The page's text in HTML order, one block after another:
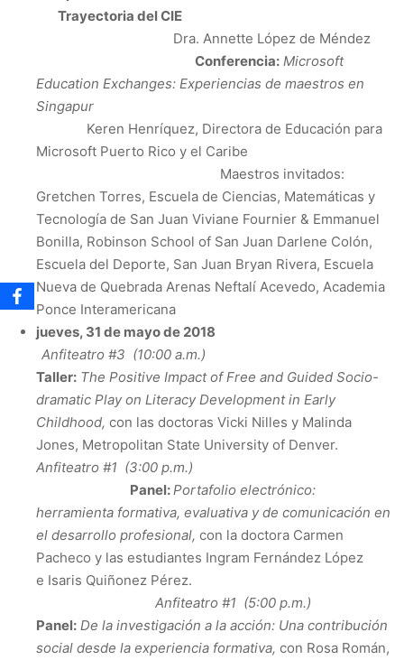
Trayectoria del CIE
Dra. Annette López de Méndez
Conferencia: Microsoft
Education Exchanges: Experiencias de maestros en
Singapur
Keren Henríquez, Directora de Educación para
Microsoft Puerto Rico y el Caribe
Maestros invitados:
Gretchen Torres, Escuela de Ciencias, Matemáticas y
Tecnología de San Juan Viviane Fournier & Emmanuel
Bonilla, Robinson School of San Juan Darlene Colón,
Escuela del Deporte, San Juan Bryan Rivera, Escuela
Nueva de Quebrada Arenas Neftalí Acevedo, Academia
Ponce Interamericana
jueves, 31 de mayo de 2018
Anfiteatro #3 (10:00 a.m.)
Taller: The Positive Impact of Free and Guided Socio-
dramatic Play on Literacy Development in Early
Childhood, con las doctoras Vicki Nilles y Malinda
Jones, Metropolitan State University of Denver.
Anfiteatro #1 (3:00 p.m.)
Panel:Portafolio electrónico:
herramienta formativa, evaluativa y de comunicación en
el desarrollo profesional, con la doctora Carmen
Pacheco y las estudiantes Ingram Fernández López
e Isaris Quiñonez Pérez.
Anfiteatro #1 (5:00 p.m.)
Panel: De la investigación a la acción: Una contribución
social desde la experiencia formativa, con Rosa Román,